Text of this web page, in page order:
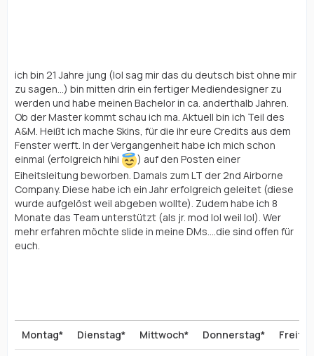
ich bin 21 Jahre jung (lol sag mir das du deutsch bist ohne mir
zu sagen...) bin mitten drin ein fertiger Mediendesigner zu
werden und habe meinen Bachelor in ca. anderthalb Jahren.
Ob der Master kommt schau ich ma. Aktuell bin ich Teil des
A&M. Heißt ich mache Skins, für die ihr eure Credits aus dem
Fenster werft. In der Vergangenheit habe ich mich schon
einmal (erfolgreich hihi
) auf den Posten einer
Eiheitsleitung beworben. Damals zum LT der 2nd Airborne
Company. Diese habe ich ein Jahr erfolgreich geleitet (diese
wurde aufgelöst weil abgeben wollte). Zudem habe ich 8
Monate das Team unterstützt (als jr. mod lol weil lol). Wer
mehr erfahren möchte slide in meine DMs....die sind offen für
euch.
Montag* Dienstag* Mittwoch* Donnerstag*